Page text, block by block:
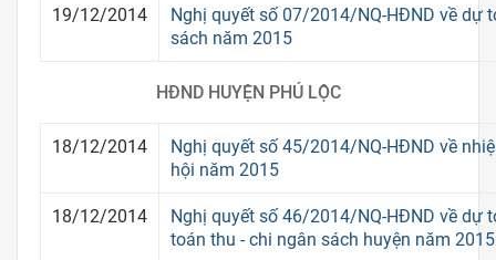
19/12/2014
Nghị quyết số 07/2014/NQ-HĐND về dự
sách năm 2015
HĐND HUYỆN PHÚ LỘC
18/12/2014
Nghị quyết số 45/2014/NQ-HĐND về
hội năm 2015
18/12/2014
Nghị quyết số 46/2014/NQ-HĐND về dự
toán thu - chi ngân sách huyện năm 2015